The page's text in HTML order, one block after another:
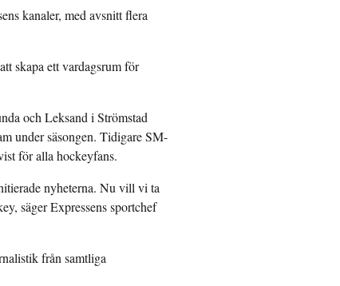
kanaler, med avsnitt flera
skapa ett vardagsrum för
och Leksand i Strömstad
under säsongen. Tidigare SM-
för alla hockeyfans.
nyheterna. Nu vill vi ta
säger Expressens sportchef
från samtliga